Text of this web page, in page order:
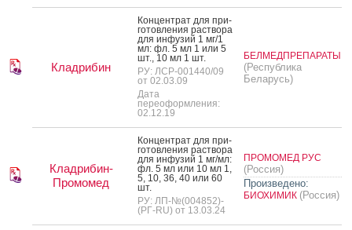
Кладрибин
Кон­цен­трат для при­
готов­ле­ния рас­тво­ра
для ин­фу­зий 1 мг/1
мл: фл. 5 мл 1 или 5
шт., 10 мл 1 шт.
РУ: ЛСР-001440/09
от 02.03.09
Дата
переоформления:
02.12.19
БЕЛМЕДПРЕПАРАТЫ
(Республика
Беларусь)
Кладрибин-
Промомед
Кон­цен­трат для при­
готов­ле­ния рас­тво­ра
для ин­фу­зий 1 мг/мл:
фл. 5 мл или 10 мл 1,
5, 10, 36, 40 или 60
шт.
РУ: ЛП-№(004852)-
(РГ-RU) от 13.03.24
ПРОМОМЕД РУС
(Россия)
Произведено:
БИОХИМИК (Россия)